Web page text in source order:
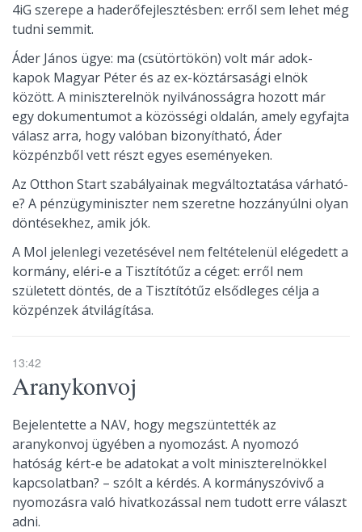
4iG szerepe a haderőfejlesztésben: erről sem lehet még
tudni semmit.
Áder János ügye: ma (csütörtökön) volt már adok-
kapok Magyar Péter és az ex-köztársasági elnök
között. A miniszterelnök nyilvánosságra hozott már
egy dokumentumot a közösségi oldalán, amely egyfajta
válasz arra, hogy valóban bizonyítható, Áder
közpénzből vett részt egyes eseményeken.
Az Otthon Start szabályainak megváltoztatása várható-
e? A pénzügyminiszter nem szeretne hozzányúlni olyan
döntésekhez, amik jók.
A Mol jelenlegi vezetésével nem feltételenül elégedett a
kormány, eléri-e a Tisztítótűz a céget: erről nem
született döntés, de a Tisztítótűz elsődleges célja a
közpénzek átvilágítása.
13:42
Aranykonvoj
Bejelentette a NAV, hogy megszüntették az
aranykonvoj ügyében a nyomozást. A nyomozó
hatóság kért-e be adatokat a volt miniszterelnökkel
kapcsolatban? – szólt a kérdés. A kormányszóvivő a
nyomozásra való hivatkozással nem tudott erre választ
adni.